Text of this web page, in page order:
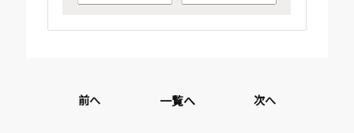
前へ 一覧へ 次へ